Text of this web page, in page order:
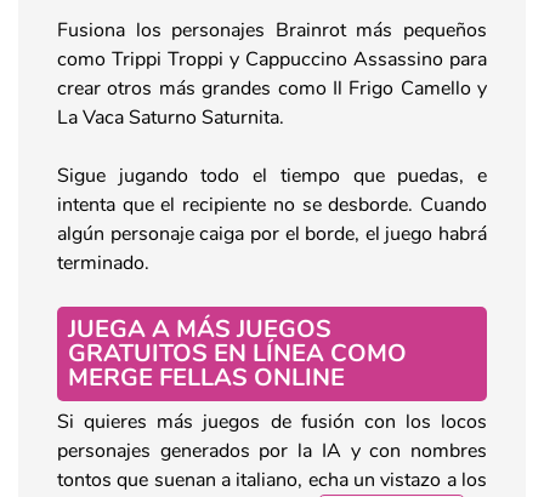
Fusiona los personajes Brainrot más pequeños
como Trippi Troppi y Cappuccino Assassino para
crear otros más grandes como Il Frigo Camello y
La Vaca Saturno Saturnita.
Sigue jugando todo el tiempo que puedas, e
intenta que el recipiente no se desborde. Cuando
algún personaje caiga por el borde, el juego habrá
terminado.
JUEGA A MÁS JUEGOS
GRATUITOS EN LÍNEA COMO
MERGE FELLAS ONLINE
Si quieres más juegos de fusión con los locos
personajes generados por la IA y con nombres
tontos que suenan a italiano, echa un vistazo a los